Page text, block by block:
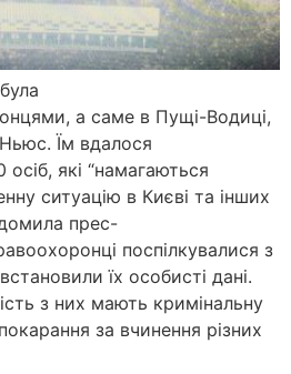
а саме в Пущі-Водиці,
Їм вдалося
які “намагаються
ситуацію в Києві та інших
прес-
поспілкувалися з
їх особисті дані.
з них мають кримінальну
за вчинення різних